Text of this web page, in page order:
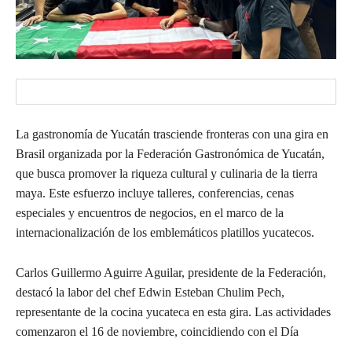
La gastronomía de Yucatán trasciende fronteras con una gira en
Brasil organizada por la Federación Gastronómica de Yucatán,
que busca promover la riqueza cultural y culinaria de la tierra
maya. Este esfuerzo incluye talleres, conferencias, cenas
especiales y encuentros de negocios, en el marco de la
internacionalización de los emblemáticos platillos yucatecos.
Carlos Guillermo Aguirre Aguilar, presidente de la Federación,
destacó la labor del chef Edwin Esteban Chulim Pech,
representante de la cocina yucateca en esta gira. Las actividades
comenzaron el 16 de noviembre, coincidiendo con el Día